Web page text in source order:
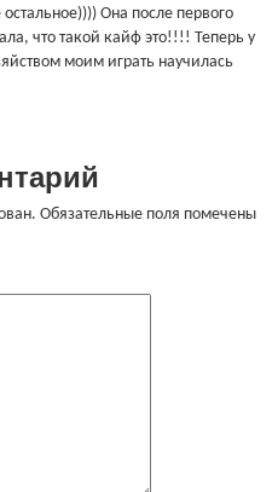
Она после первого
что такой кайф это!!!! Теперь у
моим играть научилась
Обязательные поля помечены